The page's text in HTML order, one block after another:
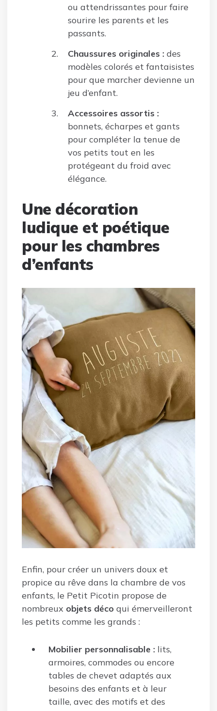
ou attendrissantes pour faire
sourire les parents et les
passants.
Chaussures originales : des
modèles colorés et fantaisistes
pour que marcher devienne un
jeu d’enfant.
Accessoires assortis :
bonnets, écharpes et gants
pour compléter la tenue de
vos petits tout en les
protégeant du froid avec
élégance.
Une décoration
ludique et poétique
pour les chambres
d’enfants
Enfin, pour créer un univers doux et
propice au rêve dans la chambre de vos
enfants, le Petit Picotin propose de
nombreux objets déco qui émerveilleront
les petits comme les grands :
Mobilier personnalisable : lits,
armoires, commodes ou encore
tables de chevet adaptés aux
besoins des enfants et à leur
taille, avec des motifs et des